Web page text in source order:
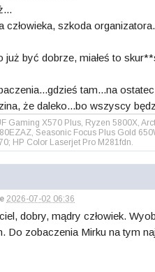
człowieka, szkoda
już być dobrze, miałeś to
tam...na
że daleko...bo wszyscy
Gaming X570 Plus, Ryzen 5800X,
Seasonic Focus Plus Gold
HP Color Laserjet Pro M281fdn.
2026-07-02 06:36
dobry, mądry człowiek.
Do zobaczenia Mirku na tym